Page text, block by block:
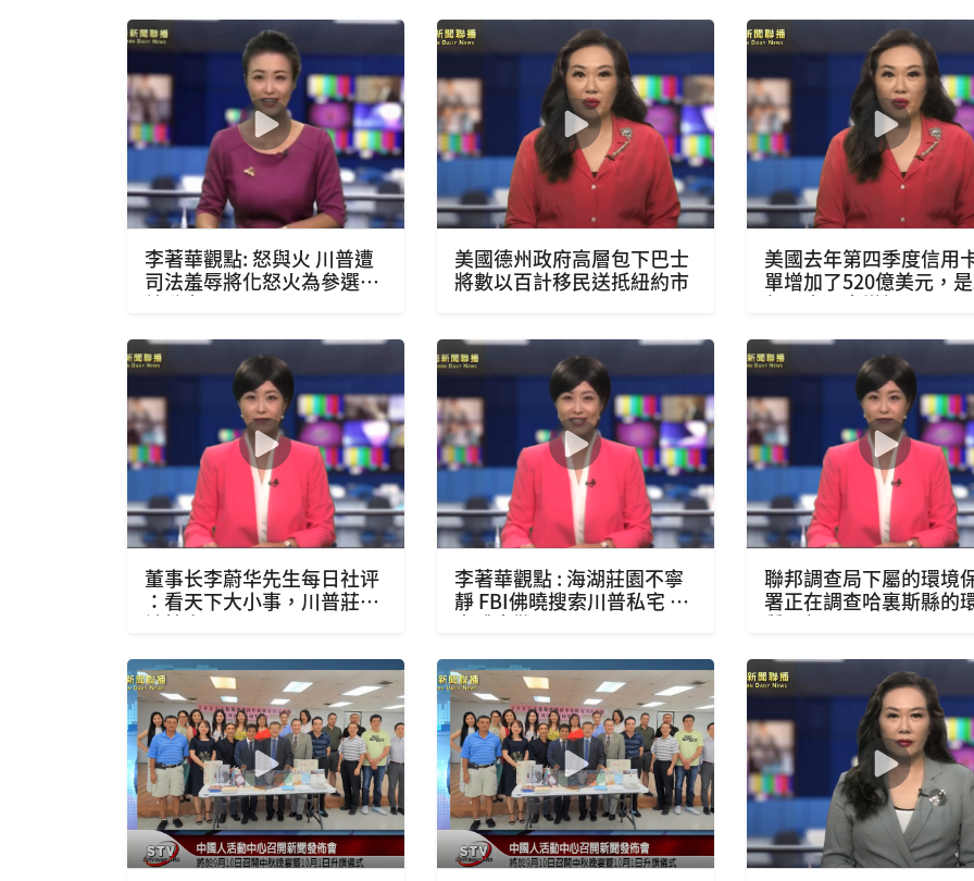
李著華觀點: 怒與火 川普遭
司法羞辱將化怒火為參選總
統動力
美國德州政府高層包下巴士
將數以百計移民送抵紐約市
美國去年第四季度信用
單增加了520億美元，
年以來最大增幅
董事长李蔚华先生每日社评
：看天下大小事，川普莊園
被抄家
李著華觀點 : 海湖莊園不寧
靜 FBI佛曉搜索川普私宅 茲
事體大難了
聯邦調查局下屬的環境
署正在調查哈裏斯縣的
質量部